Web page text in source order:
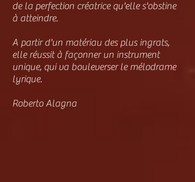
de la perfection créatrice qu'elle s'obstine
à atteindre.
A partir d'un matériau des plus ingrats,
elle réussit à façonner un instrument
unique, qui va bouleverser le mélodrame
lyrique.
Roberto Alagna